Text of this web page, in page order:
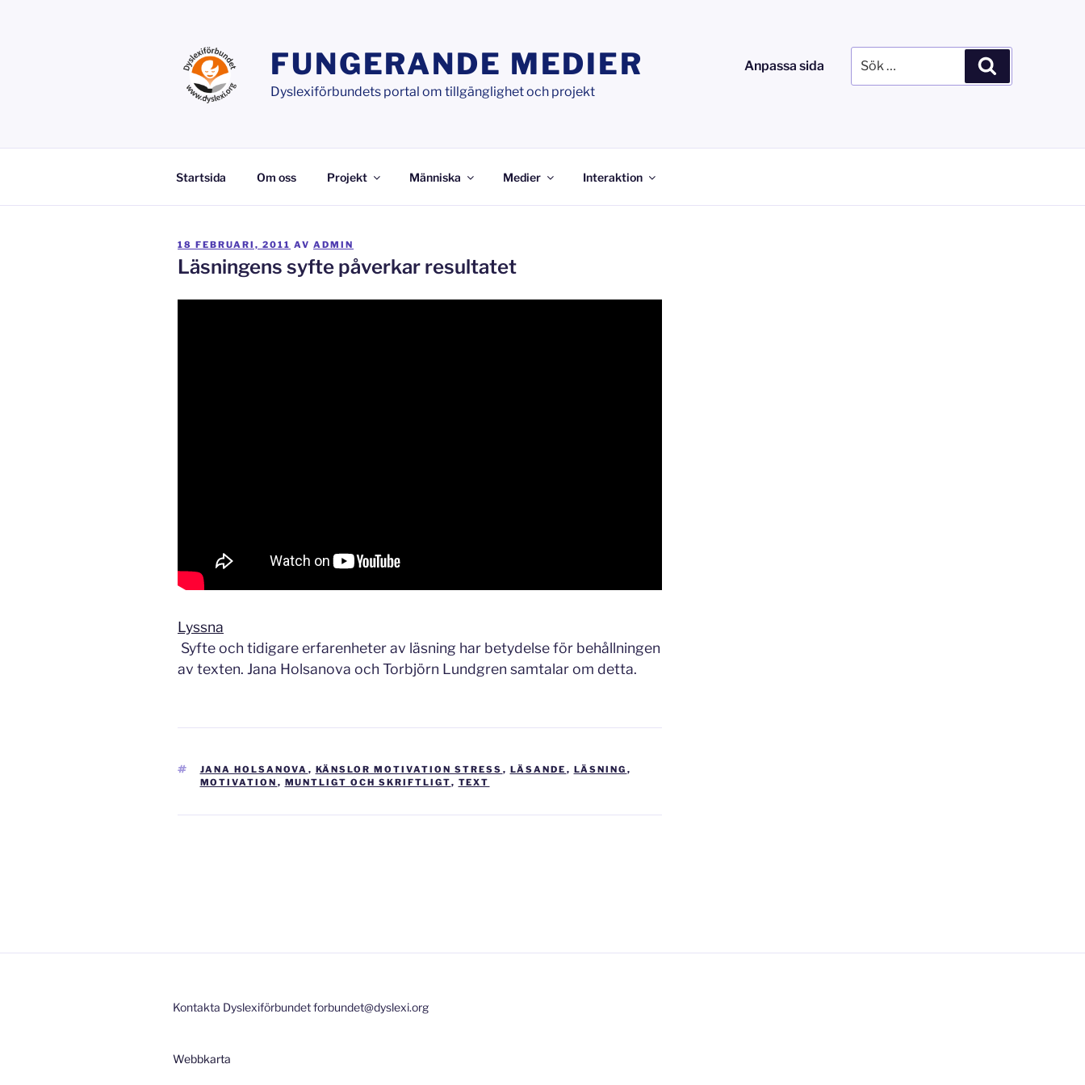
FUNGERANDE MEDIER
Dyslexiförbundets portal om tillgänglighet och projekt
Anpassa sida
efter:
Startsida Om oss Projekt Människa Medier Interaktion
PUBLICERAT
18 FEBRUARI, 2011 AV ADMIN
Läsningens syfte påverkar resultatet
Lyssna
Syfte och tidigare erfarenheter av läsning har betydelse för behållningen
av texten. Jana Holsanova och Torbjörn Lundgren samtalar om detta.
TAGGAR
JANA HOLSANOVA , KÄNSLOR MOTIVATION STRESS , LÄSANDE , LÄSNING ,
MOTIVATION , MUNTLIGT OCH SKRIFTLIGT, TEXT
Kontakta Dyslexiförbundet forbundet@dyslexi.org
Webbkarta